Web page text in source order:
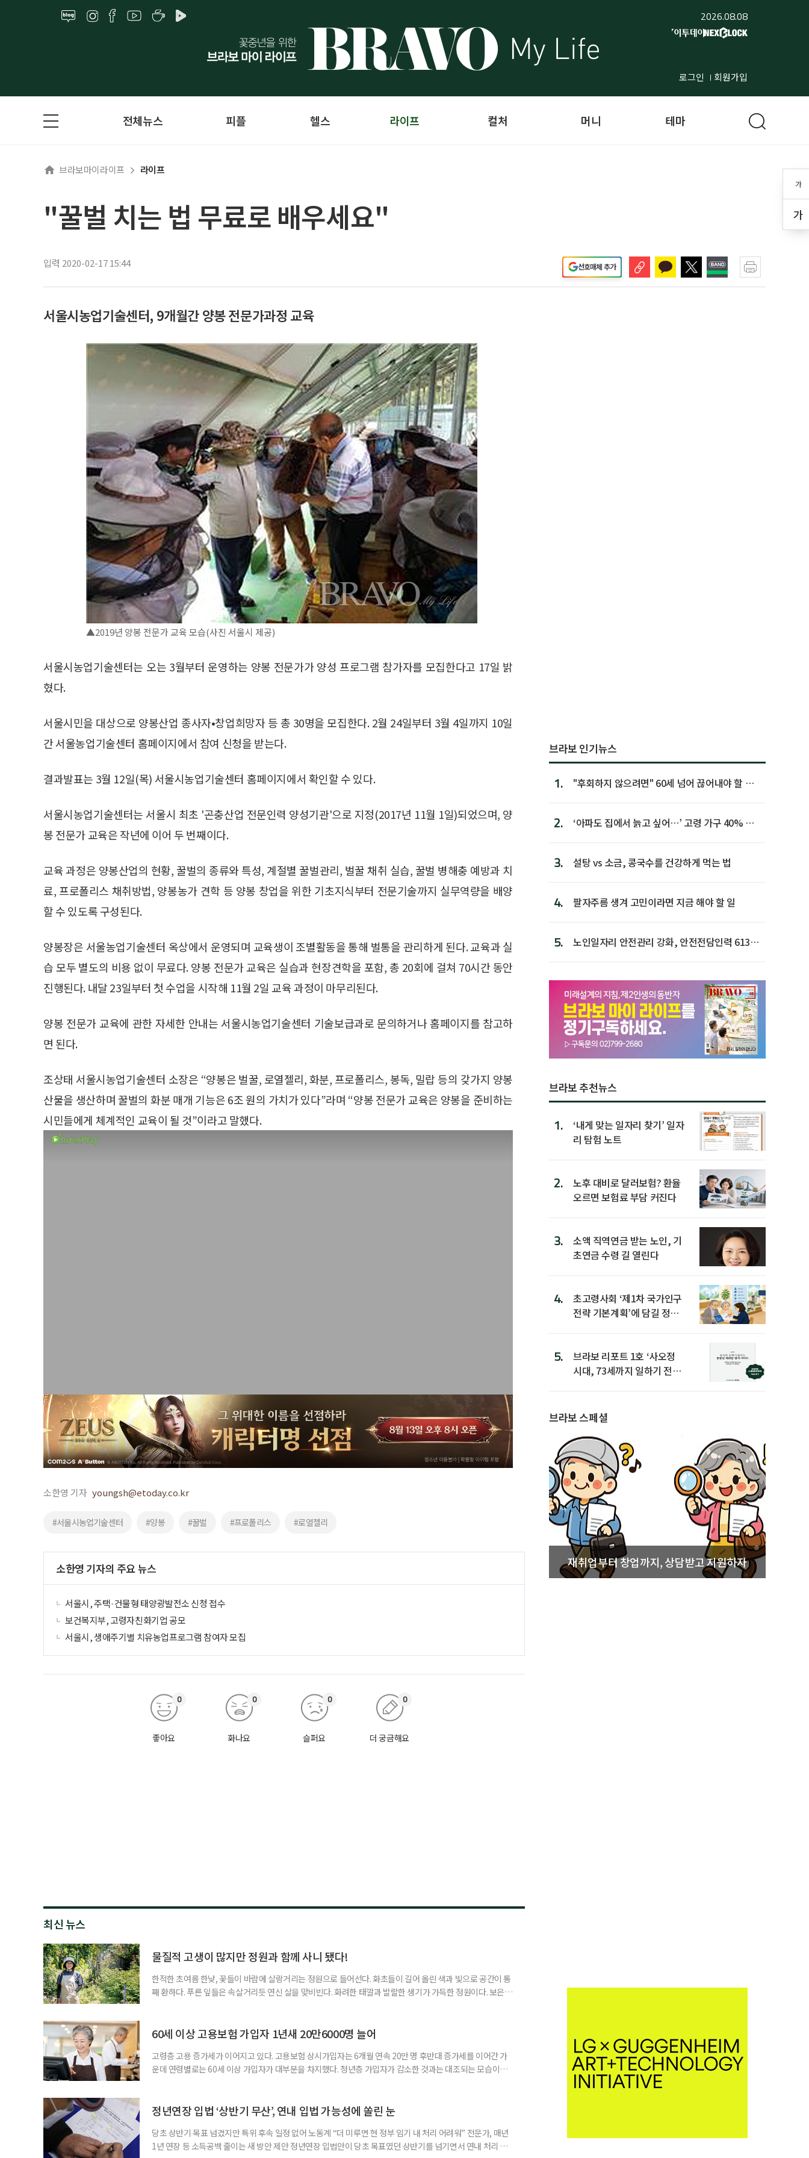
2026.08.08
로그인 회원가입
가
가
전체뉴스 피플 헬스 라이프 컬처 머니 테마
브라보마이라이프 라이프
"꿀벌 치는 법 무료로 배우세요"
입력 2020-02-17 15:44 선호매체 추가
서울시농업기술센터, 9개월간 양봉 전문가과정 교육
▲2019년 양봉 전문가 교육 모습(사진 서울시 제공)
서울시농업기술센터는 오는 3월부터 운영하는 양봉 전문가가 양성 프로그램 참가자를 모집한다고 17일 밝
혔다.
서울시민을 대상으로 양봉산업 종사자•창업희망자 등 총 30명을 모집한다. 2월 24일부터 3월 4일까지 10일
간 서울농업기술센터 홈페이지에서 참여 신청을 받는다.
결과발표는 3월 12일(목) 서울시농업기술센터 홈페이지에서 확인할 수 있다.
서울시농업기술센터는 서울시 최초 '곤충산업 전문인력 양성기관'으로 지정(2017년 11월 1일)되었으며, 양
봉 전문가 교육은 작년에 이어 두 번째이다.
교육 과정은 양봉산업의 현황, 꿀벌의 종류와 특성, 계절별 꿀벌관리, 벌꿀 채취 실습, 꿀벌 병해충 예방과 치
료, 프로폴리스 채취방법, 양봉농가 견학 등 양봉 창업을 위한 기초지식부터 전문기술까지 실무역량을 배양
할 수 있도록 구성된다.
양봉장은 서울농업기술센터 옥상에서 운영되며 교육생이 조별활동을 통해 벌통을 관리하게 된다. 교육과 실
습 모두 별도의 비용 없이 무료다. 양봉 전문가 교육은 실습과 현장견학을 포함, 총 20회에 걸쳐 70시간 동안
진행된다. 내달 23일부터 첫 수업을 시작해 11월 2일 교육 과정이 마무리된다.
양봉 전문가 교육에 관한 자세한 안내는 서울시농업기술센터 기술보급과로 문의하거나 홈페이지를 참고하
면 된다.
조상태 서울시농업기술센터 소장은 “양봉은 벌꿀, 로열젤리, 화분, 프로폴리스, 봉독, 밀랍 등의 갖가지 양봉
산물을 생산하며 꿀벌의 화분 매개 기능은 6조 원의 가치가 있다”라며 “양봉 전문가 교육은 양봉을 준비하는
시민들에게 체계적인 교육이 될 것”이라고 말했다.
소한영 기자 youngsh@etoday.co.kr
#서울시농업기술센터 #양봉 #꿀벌 #프로폴리스 #로열젤리
소한영 기자의 주요 뉴스
서울시, 주택·건물형 태양광발전소 신청 접수
보건복지부, 고령자친화기업 공모
서울시, 생애주기별 치유농업프로그램 참여자 모집
좋아요
0
화나요
0
슬퍼요
0
더 궁금해요
0
최신 뉴스
물질적 고생이 많지만 정원과 함께 사니 됐다!
한적한 초여름 한낮, 꽃들이 바람에 살랑거리는 정원으로 들어선다. 화초들이 길어 올린 색과 빛으로 공간이 통
째 환하다. 푸른 잎들은 속살거리듯 연신 살을 맞비빈다. 화려한 태깔과 발랄한 생기가 가득한 정원이다. 보은군
삶을 과감하게 리셋하기 위해 서울을 뒤로하고 시골 생활을 시작한 지 올해로 16년째. 그간
60세 이상 고용보험 가입자 1년새 20만6000명 늘어
고령층 고용 증가세가 이어지고 있다. 고용보험 상시가입자는 6개월 연속 20만 명 후반대 증가세를 이어간 가
운데 연령별로는 60세 이상 가입자가 대부분을 차지했다. 청년층 가입자가 감소한 것과는 대조되는 모습이다.
연속 20만 명 후반대 증가를 이어갔다. 연령별로 보면 60세 이상 고용보험 가입자수는 29
정년연장 입법 ‘상반기 무산’, 연내 입법 가능성에 쏠린 눈
당초 상반기 목표 넘겼지만 특위 후속 일정 없어 노동계 “더 미루면 현 정부 임기 내 처리 어려워” 전문가, 매년
1년 연장 등 소득공백 줄이는 새 방안 제안 정년연장 입법안이 당초 목표였던 상반기를 넘기면서 연내 처리 여
브라보 인기뉴스
1.
"후회하지 않으려면" 60세 넘어 끊어내야 할 사
2.
‘아파도 집에서 늙고 싶어…’ 고령 가구 40% 노
3. 설탕 vs 소금, 콩국수를 건강하게 먹는 법
4. 팔자주름 생겨 고민이라면 지금 해야 할 일
5.
노인일자리 안전관리 강화, 안전전담인력 613명
브라보 추천뉴스
1.
‘내게 맞는 일자리 찾기’ 일자
리 탐험 노트
2.
노후 대비로 달러보험? 환율
오르면 보험료 부담 커진다
3.
소액 직역연금 받는 노인, 기
초연금 수령 길 열린다
4.
초고령사회 ‘제1차 국가인구
전략 기본계획’에 담길 정책
5.
브라보 리포트 1호 ‘사오정
시대, 73세까지 일하기 전략’
브라보 스페셜
재취업부터 창업까지, 상담받고 지원하자